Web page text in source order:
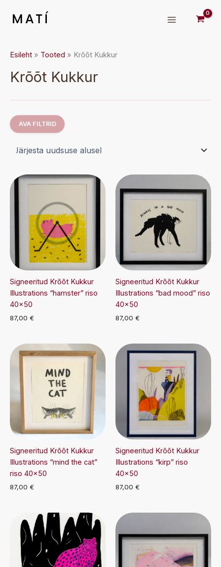
MATÍ
Esileht Tooted Krõõt Kukkur
Krõõt Kukkur
AVA FILTRID
Signeeritud Krõõt Kukkur
Illustrations “hamster” riso
40×50
87,00 €
Signeeritud Krõõt Kukkur
Illustrations “bad mood” riso
40×50
87,00 €
Signeeritud Krõõt Kukkur
Illustrations “mind the cat”
riso 40×50
87,00 €
Signeeritud Krõõt Kukkur
Illustrations “kirp” riso
40×50
87,00 €